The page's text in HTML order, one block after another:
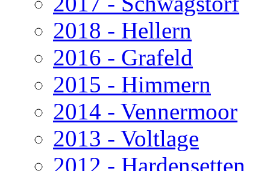
2018 - Hellern
2016 - Grafeld
2015 - Himmern
2014 - Vennermoor
2013 - Voltlage
2012 - Hardensetten